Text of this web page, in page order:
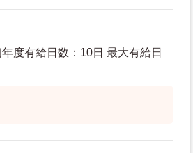
度有給日数：10日 最大有給日